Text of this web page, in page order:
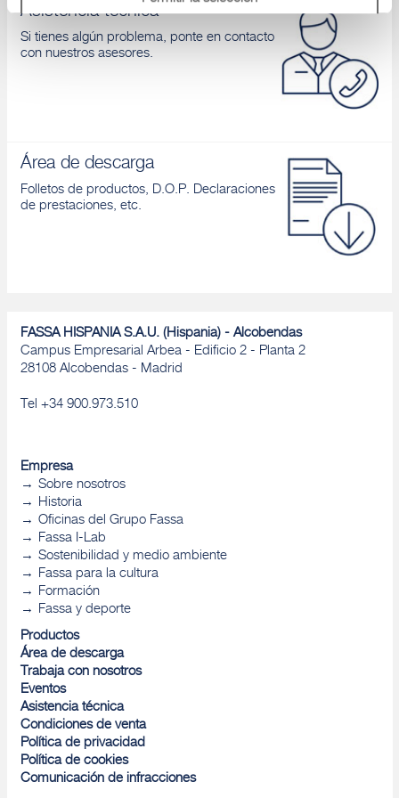
Asistencia tecnica
Si tienes algún problema, ponte en contacto
con nuestros asesores.
Área de descarga
Folletos de productos, D.O.P. Declaraciones
de prestaciones, etc.
FASSA HISPANIA S.A.U. (Hispania) - Alcobendas
Campus Empresarial Arbea - Edificio 2 - Planta 2
28108 Alcobendas - Madrid
Tel +34 900.973.510
Empresa
Sobre nosotros
Historia
Oficinas del Grupo Fassa
Fassa I-Lab
Sostenibilidad y medio ambiente
Fassa para la cultura
Formación
Fassa y deporte
Productos
Área de descarga
Trabaja con nosotros
Eventos
Asistencia técnica
Condiciones de venta
Política de privacidad
Política de cookies
Comunicación de infracciones